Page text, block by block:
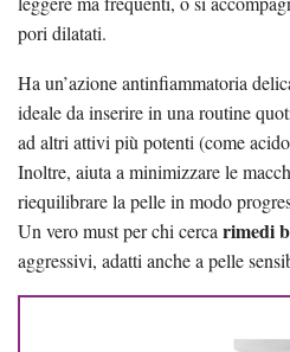
pori dilatati.
Ha un’azione antinfiammatoria
ideale da inserire in una routine
ad altri attivi più potenti (come
Inoltre, aiuta a minimizzare le
riequilibrare la pelle in modo
Un vero must per chi cerca rimedi
aggressivi, adatti anche a pelle